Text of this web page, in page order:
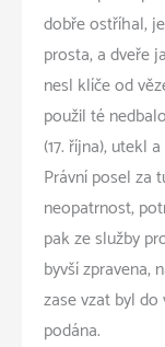
dobře ostříhal,
prosta, a dveře
nesl klíče od
použil té
(17. října), utekl
Právní posel za
neopatrnost,
pak ze služby
byvší zpravena,
zase vzat byl
podána.